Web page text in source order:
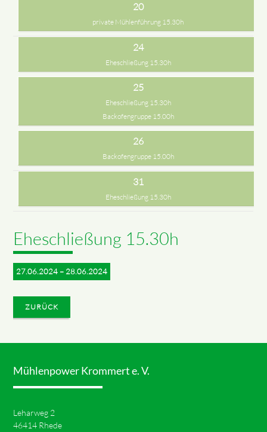
20
private Mühlenführung 15.30h
24
Eheschließung 15.30h
25
Eheschließung 15.30h
Backofengruppe 15.00h
26
Backofengruppe 15.00h
31
Eheschließung 15.30h
Eheschließung 15.30h
27.06.2024 – 28.06.2024
ZURÜCK
Mühlenpower Krommert e. V.
Leharweg 2
46414 Rhede